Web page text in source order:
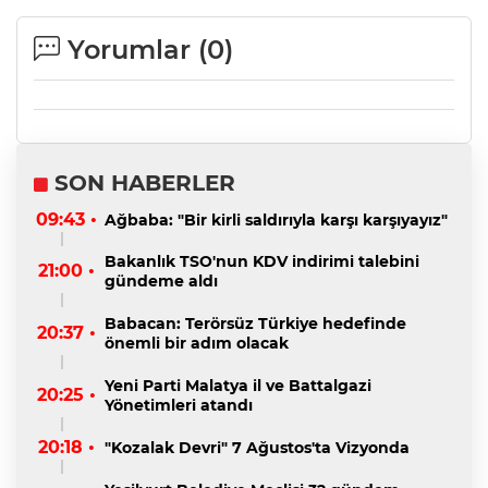
Yorumlar (0)
SON HABERLER
09:43 • Ağbaba: "Bir kirli saldırıyla karşı karşıyayız"
21:00 •
Bakanlık TSO'nun KDV indirimi talebini
gündeme aldı
20:37 • Babacan: Terörsüz Türkiye hedefinde
önemli bir adım olacak
20:25 • Yeni Parti Malatya il ve Battalgazi
Yönetimleri atandı
20:18 • "Kozalak Devri" 7 Ağustos'ta Vizyonda